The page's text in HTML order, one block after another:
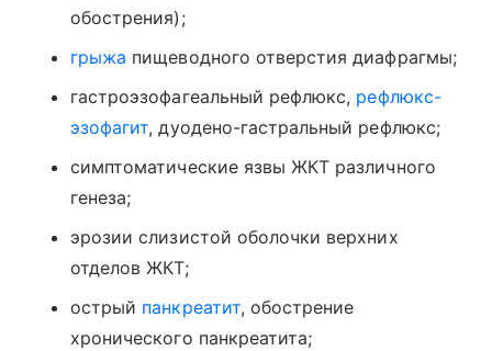
обострения);
грыжа пищеводного отверстия диафрагмы;
гастроэзофагеальный рефлюкс, рефлюкс-
эзофагит, дуодено-гастральный рефлюкс;
симптоматические язвы ЖКТ различного
генеза;
эрозии слизистой оболочки верхних
отделов ЖКТ;
острый панкреатит, обострение
хронического панкреатита;